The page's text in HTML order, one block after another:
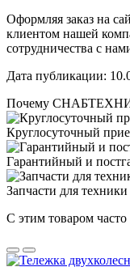
Оформляя заказ на
клиентом нашей
сотрудничества с
Дата публикации:
Почему
Круглосуточный
Гарантийный и
Запчасти для
С этим товаром